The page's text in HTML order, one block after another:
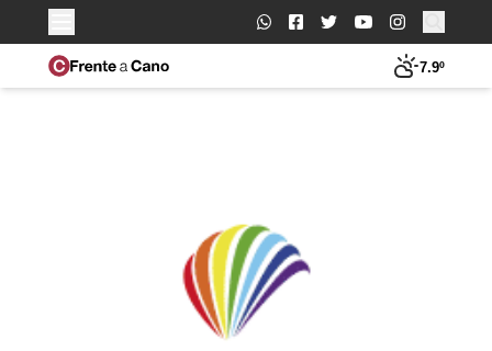
Buscar:
7.9º